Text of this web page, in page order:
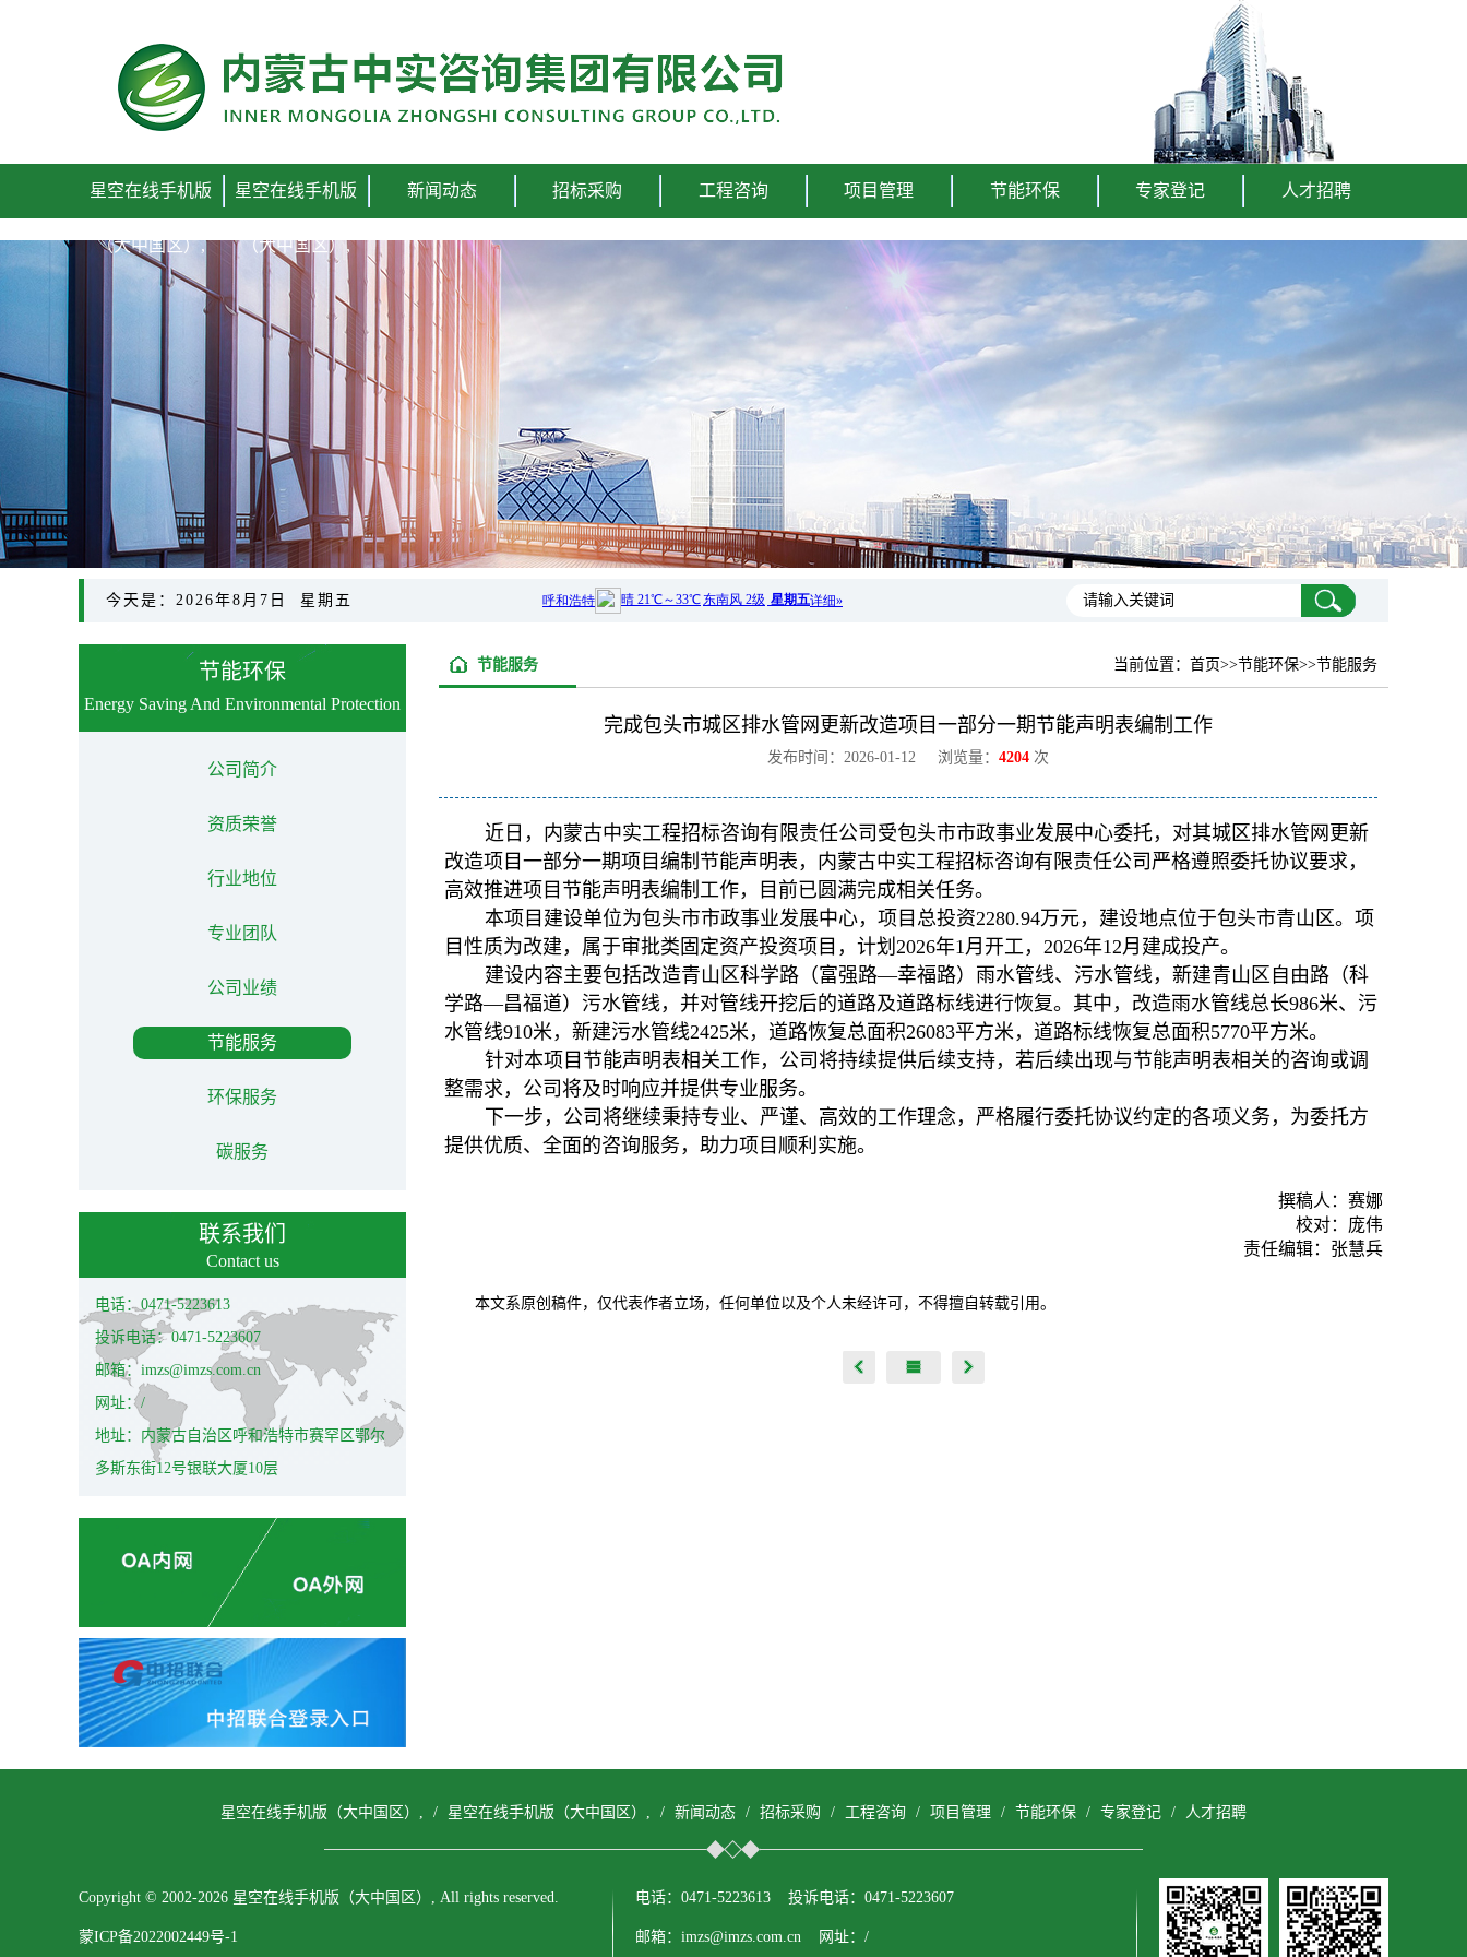
星空在线手机版
（大中国区）,
星空在线手机版
（大中国区）,
新闻动态 招标采购 工程咨询 项目管理 节能环保 专家登记 人才招聘
今天是：2026年8月7日 星期五
节能环保
Energy Saving And Environmental Protection
公司简介
资质荣誉
行业地位
专业团队
公司业绩
节能服务
环保服务
碳服务
联系我们
Contact us
电话：0471-5223613
投诉电话：0471-5223607
邮箱：imzs@imzs.com.cn
网址：/
地址：内蒙古自治区呼和浩特市赛罕区鄂尔
多斯东街12号银联大厦10层
当前位置： 首页>>节能环保>>节能服务
节能服务
完成包头市城区排水管网更新改造项目一部分一期节能声明表编制工作
发布时间：2026-01-12 浏览量： 4204 次
近日，内蒙古中实工程招标咨询有限责任公司受包头市市政事业发展中心委托，对其城区排水管网更新
改造项目一部分一期项目编制节能声明表，内蒙古中实工程招标咨询有限责任公司严格遵照委托协议要求，
高效推进项目节能声明表编制工作，目前已圆满完成相关任务。
本项目建设单位为包头市市政事业发展中心，项目总投资2280.94万元，建设地点位于包头市青山区。项
目性质为改建，属于审批类固定资产投资项目，计划2026年1月开工，2026年12月建成投产。
建设内容主要包括改造青山区科学路（富强路—幸福路）雨水管线、污水管线，新建青山区自由路（科
学路—昌福道）污水管线，并对管线开挖后的道路及道路标线进行恢复。其中，改造雨水管线总长986米、污
水管线910米，新建污水管线2425米，道路恢复总面积26083平方米，道路标线恢复总面积5770平方米。
针对本项目节能声明表相关工作，公司将持续提供后续支持，若后续出现与节能声明表相关的咨询或调
整需求，公司将及时响应并提供专业服务。
下一步，公司将继续秉持专业、严谨、高效的工作理念，严格履行委托协议约定的各项义务，为委托方
提供优质、全面的咨询服务，助力项目顺利实施。
撰稿人：赛娜
校对：庞伟
责任编辑：张慧兵
本文系原创稿件，仅代表作者立场，任何单位以及个人未经许可，不得擅自转载引用。
星空在线手机版（大中国区）, / 星空在线手机版（大中国区）, / 新闻动态 / 招标采购 / 工程咨询 / 项目管理 / 节能环保 / 专家登记 / 人才招聘
Copyright © 2002-2026 星空在线手机版（大中国区）, All rights reserved.
蒙ICP备2022002449号-1
电话：0471-5223613 投诉电话：0471-5223607
邮箱：imzs@imzs.com.cn 网址：/